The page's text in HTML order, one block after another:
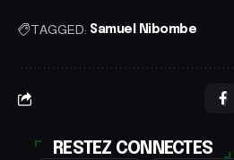
TAGGED: Samuel Nibombe
RESTEZ CONNECTES